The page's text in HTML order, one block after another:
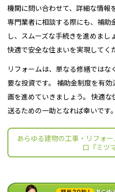
機関に問い合わせて、詳細な情報
専門業者に相談する際にも、補助
し、スムーズな手続きを進めまし
快適で安全な住まいを実現してく
リフォームは、単なる修繕では
要な投資です。 補助金制度を有
画を進めていきましょう。 快適
送るための一助となれば幸いです。
あらゆる建物の工事・リフォ
口『ミツ